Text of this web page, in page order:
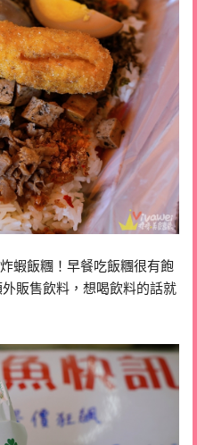
蝦飯糰！早餐吃飯糰很有飽
販售飲料，想喝飲料的話就